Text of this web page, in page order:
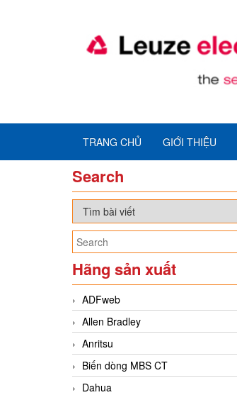
TRANG CHỦ GIỚI THIỆU
Search
Hãng sản xuất
ADFweb
Allen Bradley
Anritsu
Biến dòng MBS CT
Dahua